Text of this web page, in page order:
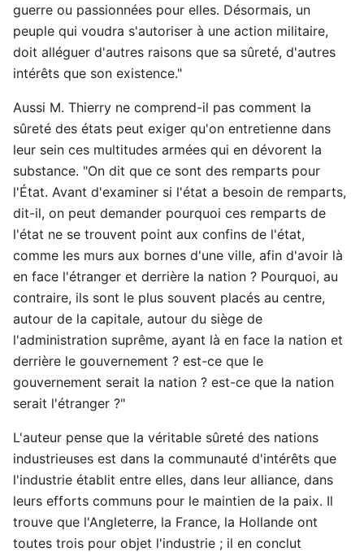
guerre ou passionnées pour elles. Désormais, un
peuple qui voudra s'autoriser à une action militaire,
doit alléguer d'autres raisons que sa sûreté, d'autres
intérêts que son existence."
Aussi M. Thierry ne comprend-il pas comment la
sûreté des états peut exiger qu'on entretienne dans
leur sein ces multitudes armées qui en dévorent la
substance. "On dit que ce sont des remparts pour
l'État. Avant d'examiner si l'état a besoin de remparts,
dit-il, on peut demander pourquoi ces remparts de
l'état ne se trouvent point aux confins de l'état,
comme les murs aux bornes d'une ville, afin d'avoir là
en face l'étranger et derrière la nation ? Pourquoi, au
contraire, ils sont le plus souvent placés au centre,
autour de la capitale, autour du siège de
l'administration suprême, ayant là en face la nation et
derrière le gouvernement ? est-ce que le
gouvernement serait la nation ? est-ce que la nation
serait l'étranger ?"
L'auteur pense que la véritable sûreté des nations
industrieuses est dans la communauté d'intérêts que
l'industrie établit entre elles, dans leur alliance, dans
leurs efforts communs pour le maintien de la paix. Il
trouve que l'Angleterre, la France, la Hollande ont
toutes trois pour objet l'industrie ; il en conclut